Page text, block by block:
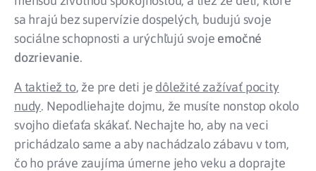
sa hrajú bez supervízie dospelých, budujú svoje
sociálne schopnosti a urýchľujú svoje emočné
dozrievanie.
A taktiež to, že pre deti je dôležité zažívať pocity
nudy. Nepodliehajte dojmu, že musíte nonstop okolo
svojho dieťaťa skákať. Nechajte ho, aby na veci
prichádzalo same a aby nachádzalo zábavu v tom,
čo ho práve zaujíma úmerne jeho veku a doprajte